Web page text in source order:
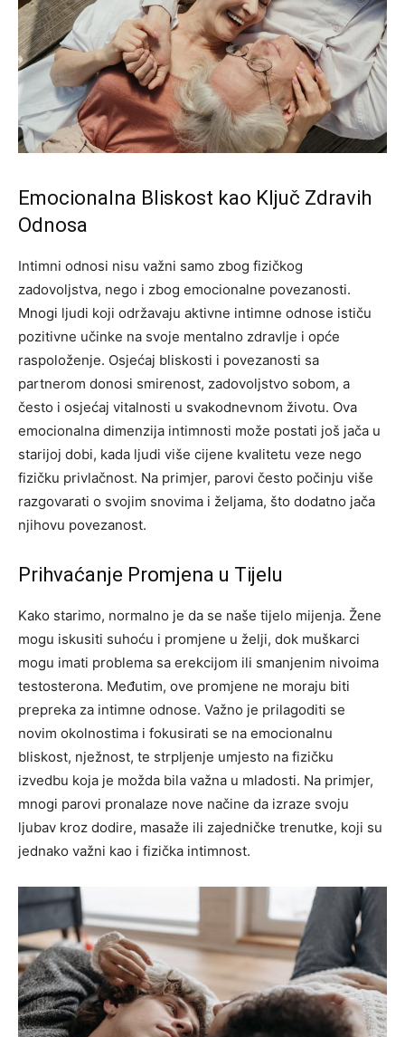
Emocionalna Bliskost kao Ključ Zdravih
Odnosa
Intimni odnosi nisu važni samo zbog fizičkog
zadovoljstva, nego i zbog emocionalne povezanosti.
Mnogi ljudi koji održavaju aktivne intimne odnose ističu
pozitivne učinke na svoje mentalno zdravlje i opće
raspoloženje. Osjećaj bliskosti i povezanosti sa
partnerom donosi smirenost, zadovoljstvo sobom, a
često i osjećaj vitalnosti u svakodnevnom životu. Ova
emocionalna dimenzija intimnosti može postati još jača u
starijoj dobi, kada ljudi više cijene kvalitetu veze nego
fizičku privlačnost. Na primjer, parovi često počinju više
razgovarati o svojim snovima i željama, što dodatno jača
njihovu povezanost.
Prihvaćanje Promjena u Tijelu
Kako starimo, normalno je da se naše tijelo mijenja. Žene
mogu iskusiti suhoću i promjene u želji, dok muškarci
mogu imati problema sa erekcijom ili smanjenim nivoima
testosterona. Međutim, ove promjene ne moraju biti
prepreka za intimne odnose. Važno je prilagoditi se
novim okolnostima i fokusirati se na emocionalnu
bliskost, nježnost, te strpljenje umjesto na fizičku
izvedbu koja je možda bila važna u mladosti. Na primjer,
mnogi parovi pronalaze nove načine da izraze svoju
ljubav kroz dodire, masaže ili zajedničke trenutke, koji su
jednako važni kao i fizička intimnost.